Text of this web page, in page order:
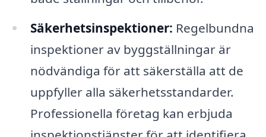
Säkerhetsinspektioner: Regelbundna
inspektioner av byggställningar är
nödvändiga för att säkerställa att de
uppfyller alla säkerhetsstandarder.
Professionella företag kan erbjuda